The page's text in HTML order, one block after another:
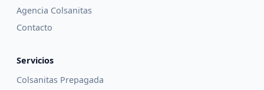
Agencia Colsanitas
Contacto
Servicios
Colsanitas Prepagada